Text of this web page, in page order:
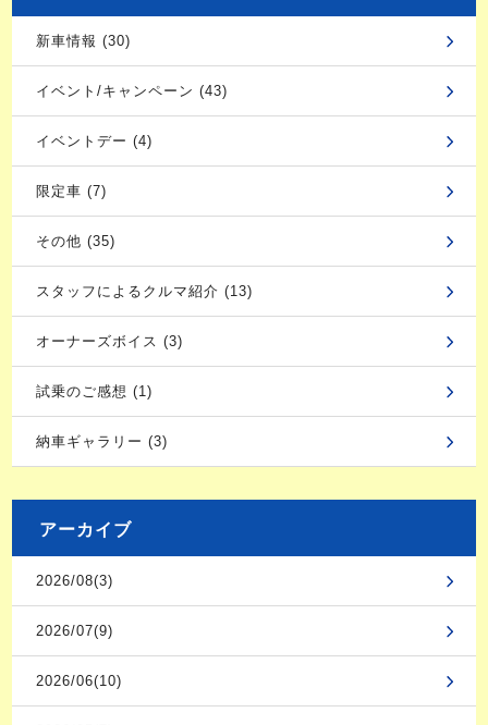
新車情報 (30)
イベント/キャンペーン (43)
イベントデー (4)
限定車 (7)
その他 (35)
スタッフによるクルマ紹介 (13)
オーナーズボイス (3)
試乗のご感想 (1)
納車ギャラリー (3)
アーカイブ
2026/08(3)
2026/07(9)
2026/06(10)